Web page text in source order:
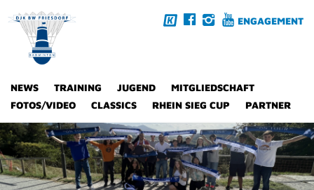
ENGAGEMENT
NEWS TRAINING JUGEND
MITGLIEDSCHAFT
FOTOS/VIDEO
CLASSICS RHEIN SIEG CUP PARTNER